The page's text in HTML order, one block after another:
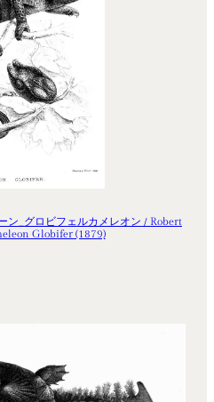
ン_グロビフェルカメレオン / Robert
Globifer (1879)